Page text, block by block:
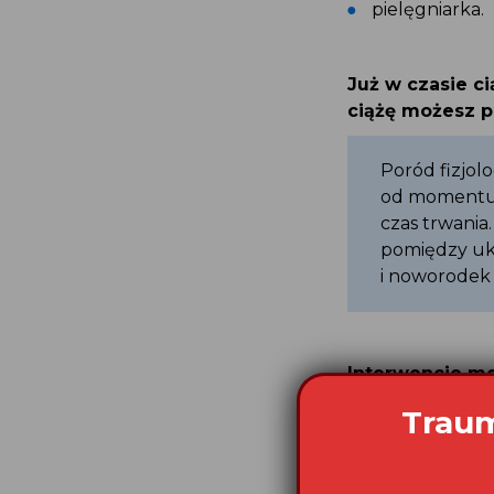
pielęgniarka.
Już w czasie
ciążę możesz
Poród
od
czas
pomiędzy
i noworodek
Interwencje
placówkach
tylko w